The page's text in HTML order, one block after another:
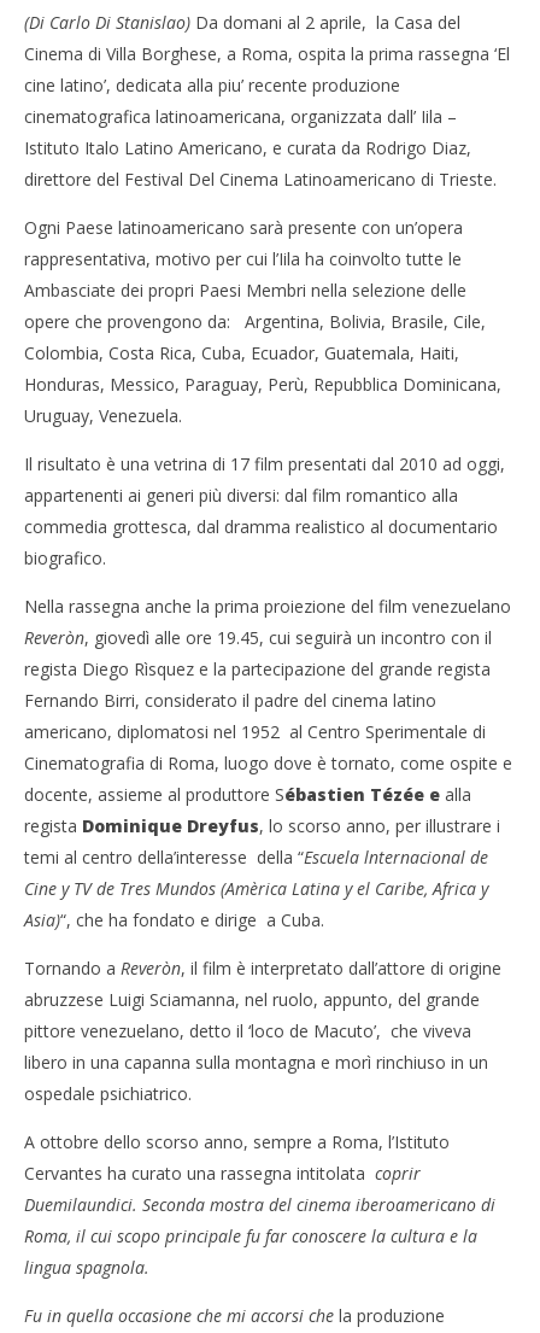
NOW VIEWING
Cinema Latino a Roma
29/03/2012
Redazione
(Di Carlo Di Stanislao) Da domani al 2 aprile, la Casa del
Cinema di Villa Borghese, a Roma, ospita la prima rassegna ‘El
cine latino’, dedicata alla piu’ recente produzione
cinematografica latinoamericana, organizzata dall’ Iila –
Istituto Italo Latino Americano, e curata da Rodrigo Diaz,
direttore del Festival Del Cinema Latinoamericano di Trieste.
Ogni Paese latinoamericano sarà presente con un’opera
rappresentativa, motivo per cui l’Iila ha coinvolto tutte le
Ambasciate dei propri Paesi Membri nella selezione delle
opere che provengono da: Argentina, Bolivia, Brasile, Cile,
Colombia, Costa Rica, Cuba, Ecuador, Guatemala, Haiti,
Honduras, Messico, Paraguay, Perù, Repubblica Dominicana,
Uruguay, Venezuela.
Il risultato è una vetrina di 17 film presentati dal 2010 ad oggi,
appartenenti ai generi più diversi: dal film romantico alla
commedia grottesca, dal dramma realistico al documentario
biografico.
Nella rassegna anche la prima proiezione del film venezuelano
Reveròn, giovedì alle ore 19.45, cui seguirà un incontro con il
regista Diego Rìsquez e la partecipazione del grande regista
Fernando Birri, considerato il padre del cinema latino
americano, diplomatosi nel 1952 al Centro Sperimentale di
Cinematografia di Roma, luogo dove è tornato, come ospite e
docente, assieme al produttore Sébastien Tézée e alla
regista Dominique Dreyfus, lo scorso anno, per illustrare i
temi al centro della’interesse della “Escuela lnternacional de
Cine y TV de Tres Mundos (Amèrica Latina y el Caribe, Africa y
Asia)“, che ha fondato e dirige a Cuba.
Tornando a Reveròn, il film è interpretato dall’attore di origine
abruzzese Luigi Sciamanna, nel ruolo, appunto, del grande
pittore venezuelano, detto il ‘loco de Macuto’, che viveva
libero in una capanna sulla montagna e morì rinchiuso in un
ospedale psichiatrico.
A ottobre dello scorso anno, sempre a Roma, l’Istituto
Cervantes ha curato una rassegna intitolata coprir
Duemilaundici. Seconda mostra del cinema iberoamericano di
Roma, il cui scopo principale fu far conoscere la cultura e la
lingua spagnola.
Fu in quella occasione che mi accorsi che la produzione